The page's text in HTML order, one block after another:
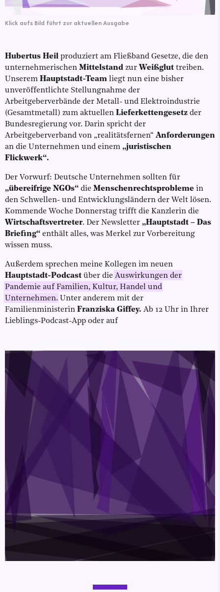
Klick aufs Bild führt zur aktuellen Ausgabe
Hubertus Heil produziert am Fließband Gesetze, die den
unternehmerischen Mittelstand zur Weißglut treiben.
Unserem Hauptstadt-Team liegt nun eine bisher
unveröffentlichte Stellungnahme der
Arbeitgeberverbände der Metall- und Elektroindustrie
(Gesamtmetall) zum aktuellen Lieferkettengesetz der
Bundesregierung vor. Darin spricht der
Arbeitgeberverband von „realitätsfernen“ Anforderungen
an die Unternehmen und einem „juristischen
Flickwerk“.
Der Vorwurf: Deutsche Unternehmen sollten für
„übereifrige NGOs“ die Menschenrechtsprobleme in
den Schwellen- und Entwicklungsländern der Welt lösen.
Kommende Woche Donnerstag trifft die Kanzlerin die
Wirtschaftsvertreter. Der Newsletter „Hauptstadt – Das
Briefing“ enthält alles, was Merkel zur Vorbereitung
wissen muss.
Außerdem sprechen meine Kollegen im neuen
Hauptstadt-Podcast über die Auswirkungen der
Pandemie auf Familien, Kultur, Handel und
Unternehmen. Unter anderem mit der
Familienministerin Franziska Giffey. Ab 12 Uhr in Ihrer
Lieblings-Podcast-App oder auf